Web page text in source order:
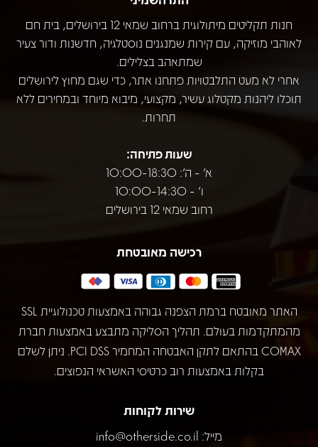
חנות תקליטים מיתולוגית ברחוב שמאי 12 בירושלים, בית חם
לאוהבי מוזיקה, עם קירות שמנגנים נוסטלגיה, חדשנות ודור צעיר
שמתאהב בצלילים.
אחרי לא מעט התלבטויות פתחנו אתר, כדי שגם מחוץ לירושלים
תוכלו ליהנות מקטלוג עשיר, מקצועי, מיבוא מיוחד ובמחירים ללא
תחרות.
שעות פתיחה:
א' - ה': 10:00-18:30
ו' - 10:00-14:30
רחוב שמאי 12 בירושלים
רכישה מאובטחת
האתר מאובטח ברמת הצפנה גבוהה באמצעות טכנולוגיית SSL
מהמתקדמות בעולם. תהליך הסליקה מתבצע באמצעות חברת
COMAX בהתאם לתקן האבטחה המחמיר PCI DSS. ניתן לשלם
בקלות באמצעות רוב כרטיסי האשראי הנפוצים.
שירות לקוחות
מייל: info@otherside.co.il